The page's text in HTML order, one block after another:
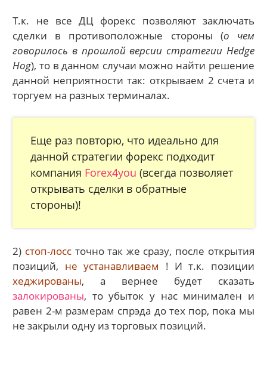
Т.к. не все ДЦ форекс позволяют заключать
сделки в противоположные стороны (о чем
говорилось в прошлой версии стратегии Hedge
Hog), то в данном случаи можно найти решение
данной неприятности так: открываем 2 счета и
торгуем на разных терминалах.
Еще раз повторю, что идеально для
данной стратегии форекс подходит
компания Forex4you (всегда позволяет
открывать сделки в обратные
стороны)!
2) стоп-лосс точно так же сразу, после открытия
позиций, не устанавливаем ! И т.к. позиции
хеджированы, а вернее будет сказать
залокированы, то убыток у нас минимален и
равен 2-м размерам спрэда до тех пор, пока мы
не закрыли одну из торговых позиций.